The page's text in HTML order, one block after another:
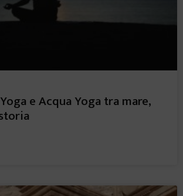
e Acqua Yoga tra mare,